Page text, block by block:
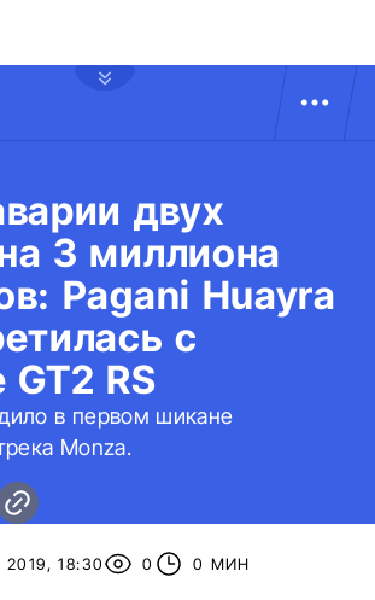
двух
3 миллиона
Pagani Huayra
с
RS
в первом шикане
Monza.
18:30 0 0 МИН